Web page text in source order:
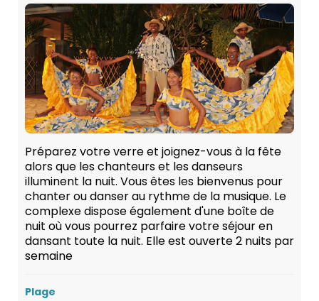
Préparez votre verre et joignez-vous à la fête
alors que les chanteurs et les danseurs
illuminent la nuit. Vous êtes les bienvenus pour
chanter ou danser au rythme de la musique. Le
complexe dispose également d'une boîte de
nuit où vous pourrez parfaire votre séjour en
dansant toute la nuit. Elle est ouverte 2 nuits par
semaine
Plage